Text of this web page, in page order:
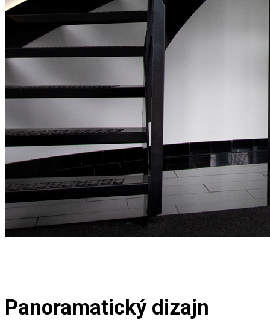
Panoramatický dizajn